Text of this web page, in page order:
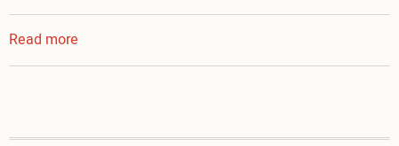
Read more
untuk